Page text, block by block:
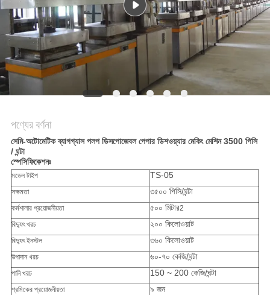
PRIVACY
POLICY
পণ্যের বর্ণনা
সেমি-অটোমেটিক ব্যাগগ্যাস পলপ ডিসপোজেবল পেপার ডিশওয়্যার মেকিং মেশিন 3500 পিসি
/ ঘন্টা
স্পেসিফিকেশনঃ
মডেল টাইপ TS-05
সক্ষমতা ৩৫০০ পিসি/ঘন্টা
কর্মশালার প্রয়োজনীয়তা ৫০০ মিটার2
বিদ্যুৎ খরচ ২০০ কিলোওয়াট
বিদ্যুৎ ইনস্টল ৩৬০ কিলোওয়াট
উপাদান খরচ ৬০-৭০ কেজি/ঘন্টা
পানি খরচ 150 ~ 200 কেজি/ঘন্টা
শ্রমিকের প্রয়োজনীয়তা ৯ জন